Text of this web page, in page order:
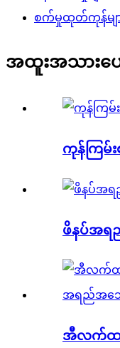
စက်မှုထုတ်ကုန်မျာ
အထူးအသားပ
ကုန်ကြမ်း
ဖိနပ်အရ
အီလက်ထရွ